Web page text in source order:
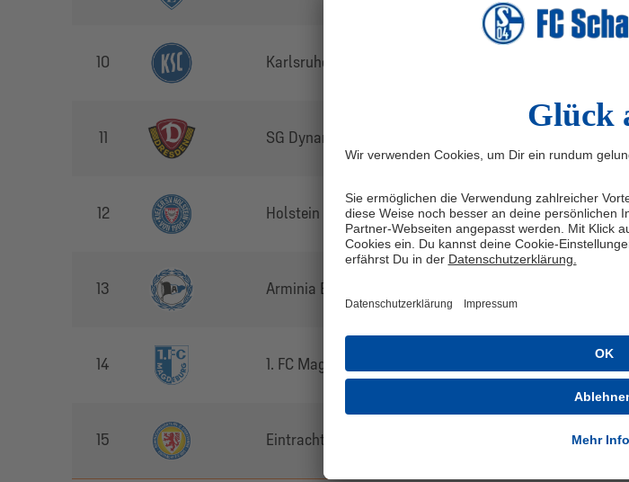
10 Karlsruher SC
11 SG Dynamo Dresden
12 Holstein Kiel
13 Arminia Bielefeld
14 1. FC Magdeburg
15 Eintracht Braunschweig